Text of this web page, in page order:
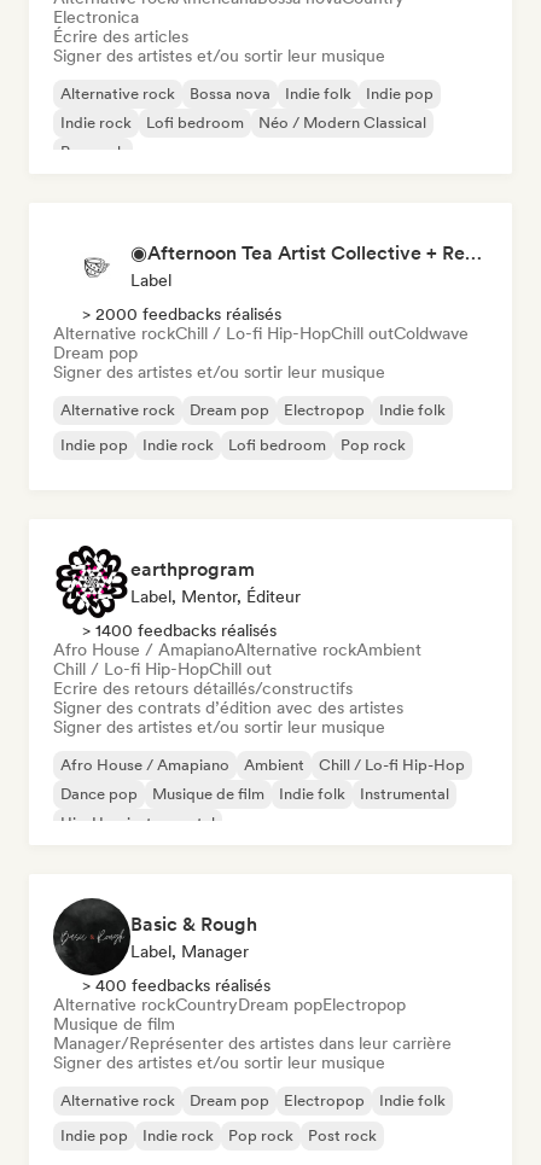
Electronica
Écrire des articles
Signer des artistes et/ou sortir leur musique
Alternative rock Bossa nova Indie folk
Indie pop
Indie rock
Lofi bedroom
Néo / Modern Classical
Pop rock
◉Afternoon Tea Artist Collective + Record Label◉
Label
> 2000 feedbacks réalisés
Alternative rockChill / Lo-fi Hip-HopChill outColdwave
Dream pop
Signer des artistes et/ou sortir leur musique
Alternative rock Dream pop Electropop
Indie folk
Indie pop
Indie rock Lofi bedroom Pop rock
earthprogram
Label, Mentor, Éditeur
> 1400 feedbacks réalisés
Afro House / AmapianoAlternative rockAmbient
Chill / Lo-fi Hip-HopChill out
Ecrire des retours détaillés/constructifs
Signer des contrats d’édition avec des artistes
Signer des artistes et/ou sortir leur musique
Afro House / Amapiano Ambient
Chill / Lo-fi Hip-Hop
Dance pop
Musique de film Indie folk
Instrumental
Hip-Hop instrumental
Basic & Rough
Label, Manager
> 400 feedbacks réalisés
Alternative rockCountryDream popElectropop
Musique de film
Manager/Représenter des artistes dans leur carrière
Signer des artistes et/ou sortir leur musique
Alternative rock Dream pop Electropop
Indie folk
Indie pop
Indie rock Pop rock Post rock